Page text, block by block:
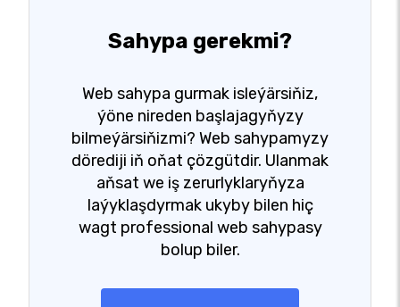
Sahypa gerekmi?
Web sahypa gurmak isleýärsiňiz,
ýöne nireden başlajagyňyzy
bilmeýärsiňizmi? Web sahypamyzy
dörediji iň oňat çözgütdir. Ulanmak
aňsat we iş zerurlyklaryňyza
laýyklaşdyrmak ukyby bilen hiç
wagt professional web sahypasy
bolup biler.